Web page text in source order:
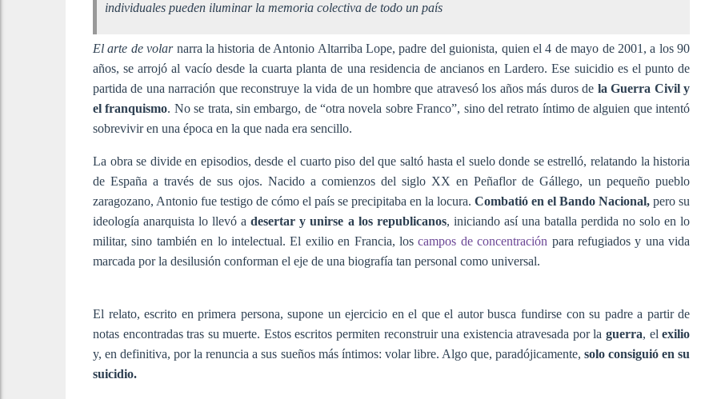
individuales pueden iluminar la memoria colectiva de todo un país
El arte de volarnarra la historia de Antonio Altarriba Lope, padre del guionista, quien el 4 de mayo de 2001, a los 90
años, se arrojó al vacío desde la cuarta planta de una residencia de ancianos en Lardero. Ese suicidio es el punto de
partida de una narración que reconstruye la vida de un hombre que atravesó los años más duros de la Guerra Civil y
el franquismo. No se trata, sin embargo, de “otra novela sobre Franco”, sino del retrato íntimo de alguien que intentó
sobrevivir en una época en la que nada era sencillo.
La obra se divide en episodios, desde el cuarto piso del que saltó hasta el suelo donde se estrelló, relatando la historia
de España a través de sus ojos. Nacido a comienzos del siglo XX en Peñaflor de Gállego, un pequeño pueblo
zaragozano, Antonio fue testigo de cómo el país se precipitaba en la locura.Combatió en el Bando Nacional, pero su
ideología anarquista lo llevó a desertar y unirse a los republicanos, iniciando así una batalla perdida no solo en lo
militar, sino también en lo intelectual. El exilio en Francia, loscampos de concentración para refugiados y una vida
marcada por la desilusión conforman el eje de una biografía tan personal como universal.
El relato, escrito en primera persona, supone un ejercicio en el que el autor busca fundirse con su padre a partir de
notas encontradas tras su muerte. Estos escritos permiten reconstruir una existencia atravesada por laguerra, elexilio
y, en definitiva, por la renuncia a sus sueños más íntimos: volar libre. Algo que, paradójicamente, solo consiguió en su
suicidio.